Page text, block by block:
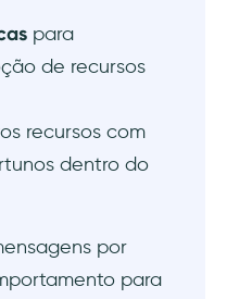
para entender
com materiais
para descoberta e
recursos
você pode esperar
para
de recursos
recursos com
dentro do
por
para